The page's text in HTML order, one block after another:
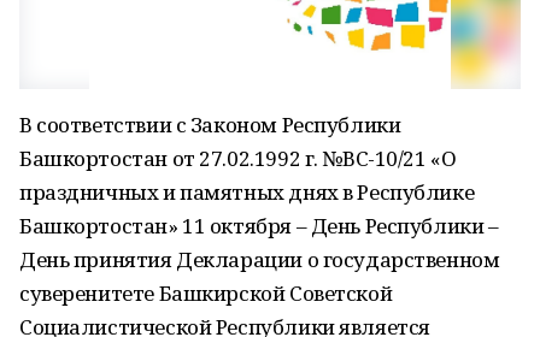
В соответствии с Законом Республики
Башкортостан от 27.02.1992 г. №ВС-10/21 «О
праздничных и памятных днях в Республике
Башкортостан» 11 октября – День Республики –
День принятия Декларации о государственном
суверенитете Башкирской Советской
Социалистической Республики является